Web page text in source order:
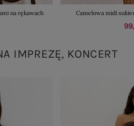
na rękawach Camelowa midi
IMPREZĘ, KONCERT